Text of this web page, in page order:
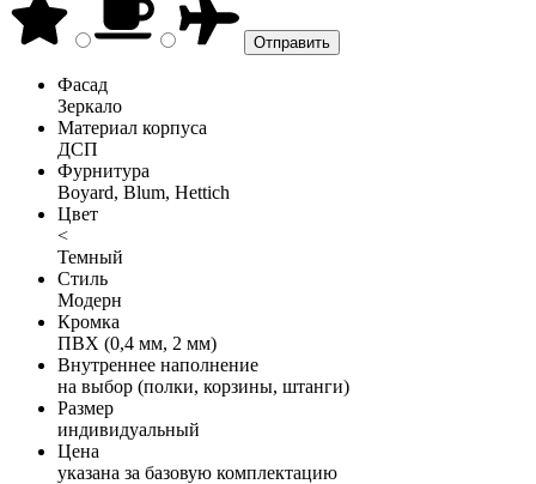
Фасад
Зеркало
Материал корпуса
ДСП
Фурнитура
Boyard, Blum, Hettich
Цвет
<
Темный
Стиль
Модерн
Кромка
ПВХ (0,4 мм, 2 мм)
Внутреннее наполнение
на выбор (полки, корзины, штанги)
Размер
индивидуальный
Цена
указана за базовую комплектацию